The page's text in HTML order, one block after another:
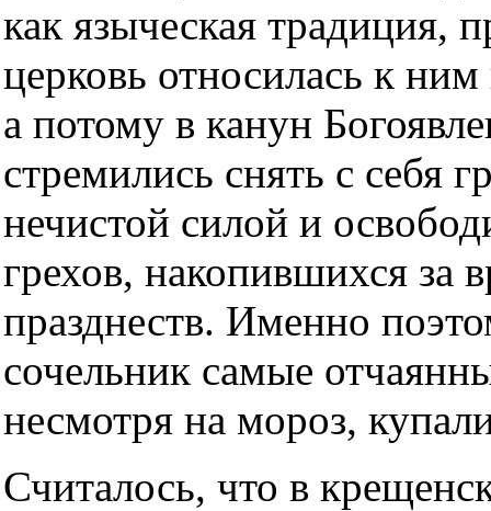
как языческая традиция,
церковь относилась к
а потому в канун
стремились снять с себя
нечистой силой и
грехов, накопившихся за
празднеств. Именно
сочельник самые
несмотря на мороз,
Считалось, что в